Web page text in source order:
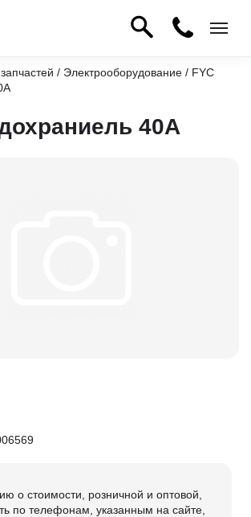
/ Электрооборудование / FYC
40A
о стоимости, розничной и оптовой,
по телефонам, указанным на сайте,